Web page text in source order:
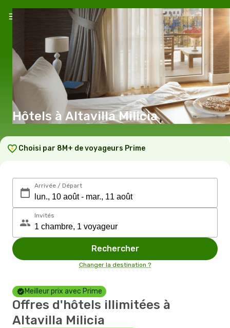
Hôtels à Altavilla Milicia
Choisi par 8M+ de voyageurs Prime
Arrivée / Départ
Invités
Rechercher
Changer la destination ?
Meilleur prix avec Prime
Offres d'hôtels illimitées à
Altavilla Milicia